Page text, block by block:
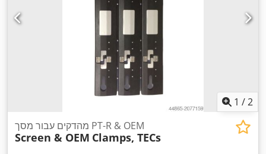
1 /2
מהדקים עבור מסך PT-R & OEM
Screen & OEM Clamps, TECs